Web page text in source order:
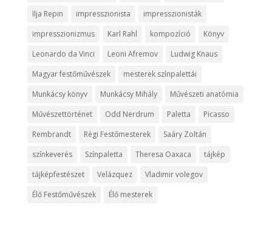
Ilja Repin
impresszionista
impresszionisták
impresszionizmus
Karl Rahl kompozíció
Könyv
Leonardo da Vinci
Leoni Afremov
Ludwig Knaus
Magyar festőművészek
mesterek színpalettái
Munkácsy könyv
Munkácsy Mihály
Művészeti anatómia
Művészettörténet
Odd Nerdrum Paletta
Picasso
Rembrandt
Régi Festőmesterek
Saáry Zoltán
színkeverés
Színpaletta Theresa Oaxaca
tájkép
tájképfestészet
Velázquez
Vladimir volegov
Élő Festőművészek
Élő mesterek